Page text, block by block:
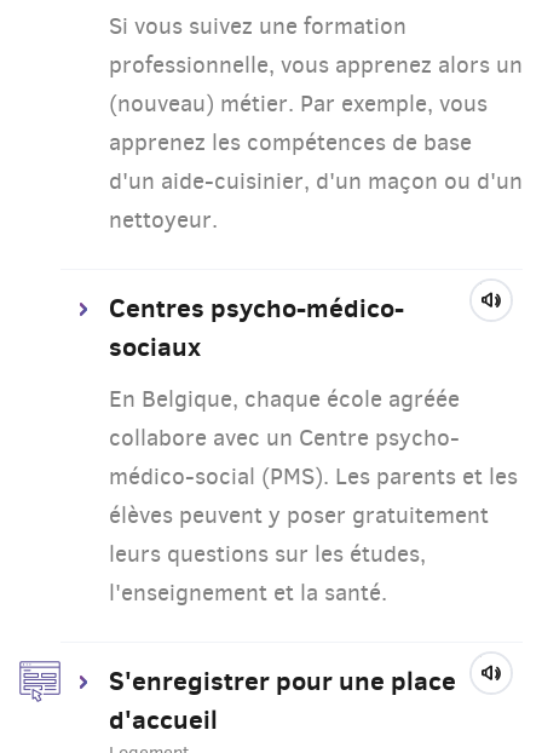
Si vous suivez une formation
professionnelle, vous apprenez alors un
(nouveau) métier. Par exemple, vous
apprenez les compétences de base
d'un aide-cuisinier, d'un maçon ou d'un
nettoyeur.
Centres psycho-médico-
sociaux
En Belgique, chaque école agréée
collabore avec un Centre psycho-
médico-social (PMS). Les parents et les
élèves peuvent y poser gratuitement
leurs questions sur les études,
l'enseignement et la santé.
S'enregistrer pour une place
d'accueil